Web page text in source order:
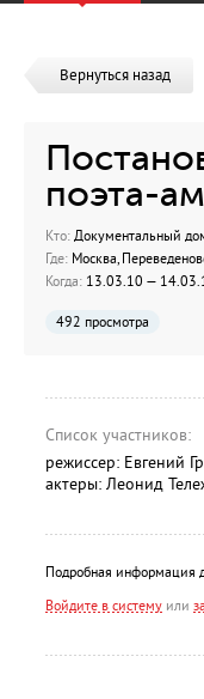
Вернуться назад
поэта-
Кто: Документальный
Где: Москва,
Когда: 13.03.10 —
492 просмотра
Список участников:
режиссер: Евгений
актеры: Леонид
Подробная информация
Войдите в систему или